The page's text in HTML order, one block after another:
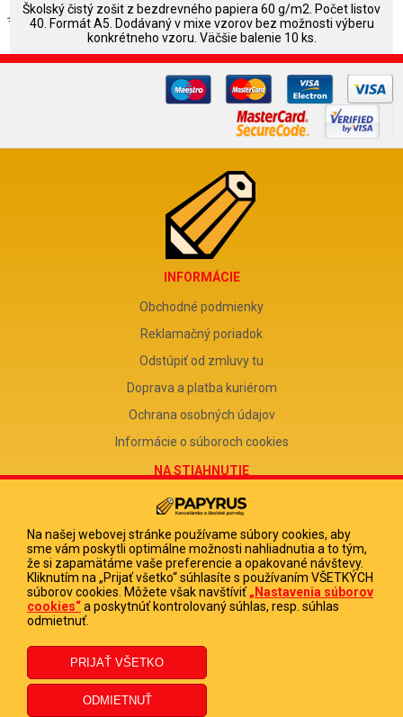
Školský čistý zošit z bezdrevného papiera 60 g/m2. Počet listov
40. Formát A5. Dodávaný v mixe vzorov bez možnosti výberu
konkrétneho vzoru. Väčšie balenie 10 ks.
INFORMÁCIE
Obchodné podmienky
Reklamačný poriadok
Odstúpiť od zmluvy tu
Doprava a platba kuriérom
Ochrana osobných údajov
Informácie o súboroch cookies
NA STIAHNUTIE
Reklamačný formulár
Odstúpenie od zmluvy
Poučenie o odstúpení od zmluvy
FIRMA
PAPYRUS POPRAD, s.r.o.
DIČ 2020513880
IČ DPH SK2020513880
Na našej webovej stránke používame súbory cookies, aby
sme vám poskytli optimálne možnosti nahliadnutia a to tým,
že si zapamätáme vaše preferencie a opakované návštevy.
Kliknutím na „Prijať všetko“ súhlasíte s používaním VŠETKÝCH
súborov cookies. Môžete však navštíviť „Nastavenia súborov
cookies“a poskytnúť kontrolovaný súhlas, resp. súhlas
odmietnuť.